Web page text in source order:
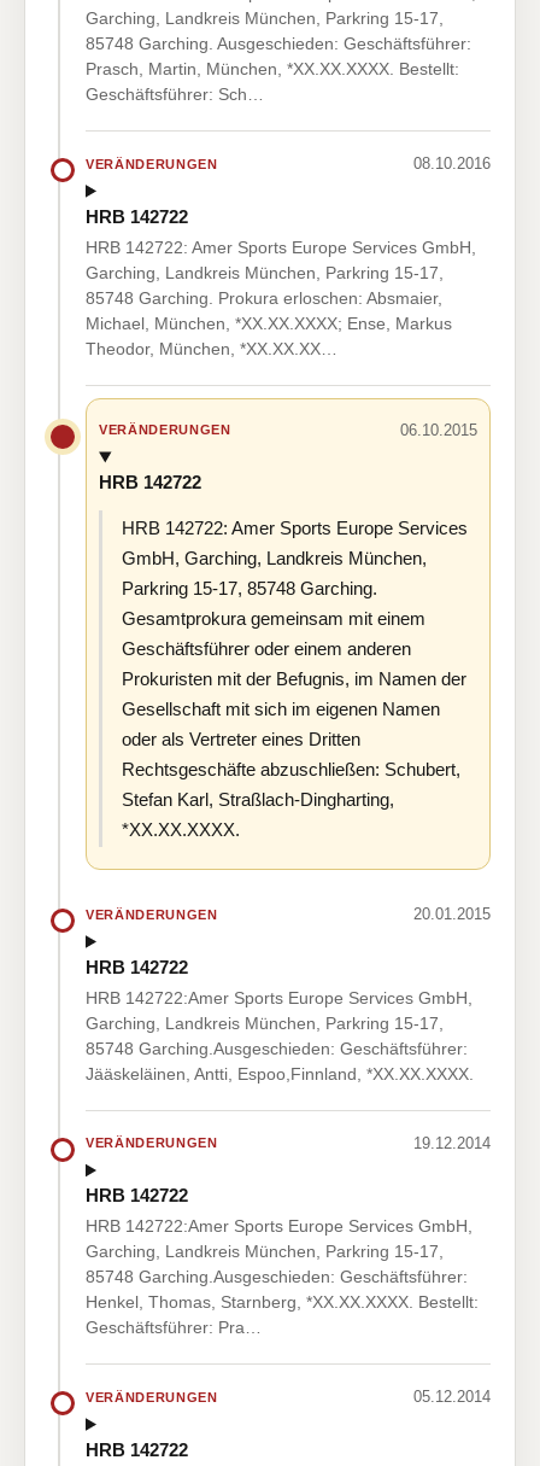
Garching, Landkreis München, Parkring 15-17,
85748 Garching. Ausgeschieden: Geschäftsführer:
Prasch, Martin, München, *XX.XX.XXXX. Bestellt:
Geschäftsführer: Sch…
VERÄNDERUNGEN 08.10.2016
HRB 142722
HRB 142722: Amer Sports Europe Services GmbH,
Garching, Landkreis München, Parkring 15-17,
85748 Garching. Prokura erloschen: Absmaier,
Michael, München, *XX.XX.XXXX; Ense, Markus
Theodor, München, *XX.XX.XX…
VERÄNDERUNGEN 06.10.2015
HRB 142722
HRB 142722: Amer Sports Europe Services
GmbH, Garching, Landkreis München,
Parkring 15-17, 85748 Garching.
Gesamtprokura gemeinsam mit einem
Geschäftsführer oder einem anderen
Prokuristen mit der Befugnis, im Namen der
Gesellschaft mit sich im eigenen Namen
oder als Vertreter eines Dritten
Rechtsgeschäfte abzuschließen: Schubert,
Stefan Karl, Straßlach-Dingharting,
*XX.XX.XXXX.
VERÄNDERUNGEN 20.01.2015
HRB 142722
HRB 142722:Amer Sports Europe Services GmbH,
Garching, Landkreis München, Parkring 15-17,
85748 Garching.Ausgeschieden: Geschäftsführer:
Jääskeläinen, Antti, Espoo,Finnland, *XX.XX.XXXX.
VERÄNDERUNGEN 19.12.2014
HRB 142722
HRB 142722:Amer Sports Europe Services GmbH,
Garching, Landkreis München, Parkring 15-17,
85748 Garching.Ausgeschieden: Geschäftsführer:
Henkel, Thomas, Starnberg, *XX.XX.XXXX. Bestellt:
Geschäftsführer: Pra…
VERÄNDERUNGEN 05.12.2014
HRB 142722